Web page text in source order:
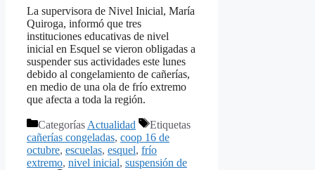
La supervisora de Nivel Inicial, María
Quiroga, informó que tres
instituciones educativas de nivel
inicial en Esquel se vieron obligadas a
suspender sus actividades este lunes
debido al congelamiento de cañerías,
en medio de una ola de frío extremo
que afecta a toda la región.
Categorías Actualidad
Etiquetas
cañerías congeladas, coop 16 de
octubre, escuelas, esquel, frío
extremo, nivel inicial, suspensión de